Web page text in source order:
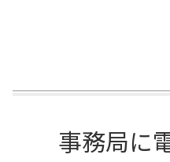
事務局に